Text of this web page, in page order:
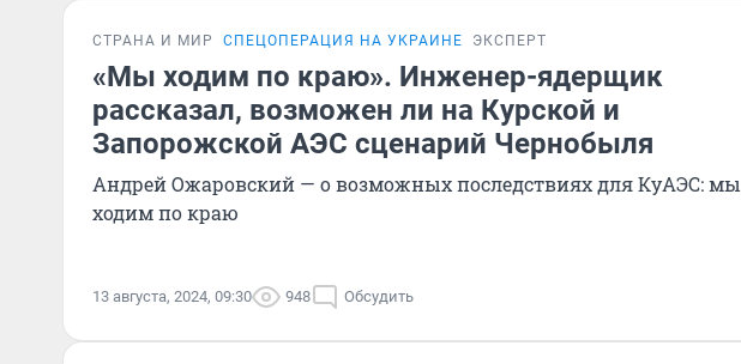
СТРАНА И МИР СПЕЦОПЕРАЦИЯ НА УКРАИНЕ ЭКСПЕРТ
«Мы ходим по краю». Инженер-ядерщик
рассказал, возможен ли на Курской и
Запорожской АЭС сценарий Чернобыля
Андрей Ожаровский — о возможных последствиях для КуАЭС: мы
ходим по краю
13 августа, 2024, 09:30 948 Обсудить